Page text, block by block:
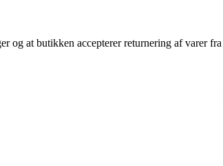
og at butikken accepterer returnering af varer fra